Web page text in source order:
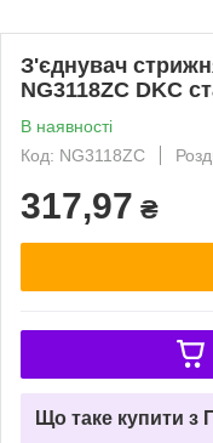
З'єднувач
NG3118ZC DKC
В наявності
Код: NG3118ZC
317,97 ₴
Що таке купити з